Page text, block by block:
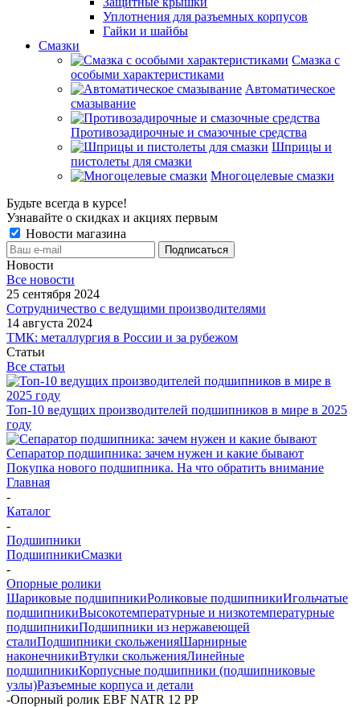
Уплотнения для разъемных корпусов
Гайки и шайбы
Смазки
Смазка с
особыми характеристиками
Автоматическое
смазывание
Противозадирочные и смазочные средства
Шприцы и
пистолеты для смазки
Многоцелевые смазки
Будьте всегда в курсе!
Узнавайте о скидках и акциях первым
Новости магазина
Новости
Все новости
25 сентября 2024
Сотрудничество с ведущими производителями
14 августа 2024
ТМК: металлургия в России и за рубежом
Статьи
Все статьи
Топ-10 ведущих производителей подшипников в мире в 2025
году
Сепаратор подшипника: зачем нужен и какие бывают
Покупка нового подшипника. На что обратить внимание
Главная
-
Каталог
-
Подшипники
ПодшипникиСмазки
-
Опорные ролики
Шариковые подшипникиРоликовые подшипникиИгольчатые
подшипникиВысокотемпературные и низкотемпературные
подшипникиПодшипники из нержавеющей
сталиПодшипники скольженияШарнирные
наконечникиВтулки скольженияЛинейные
подшипникиКорпусные подшипники (подшипниковые
узлы)Разъемные корпуса и детали
-Опорный ролик EBF NATR 12 PP